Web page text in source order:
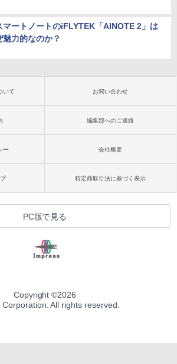
マートノートのiFLYTEK「AINOTE 2」は
魅力的なのか？
いて お問い合わせ
編集部へのご連絡
ー 会社概要
特定商取引法に基づく表示
PC版で見る
Copyright ©2026
Corporation. All rights reserved.